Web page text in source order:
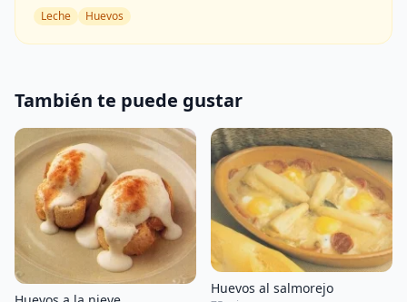
Leche Huevos
También te puede gustar
Huevos al salmorejo